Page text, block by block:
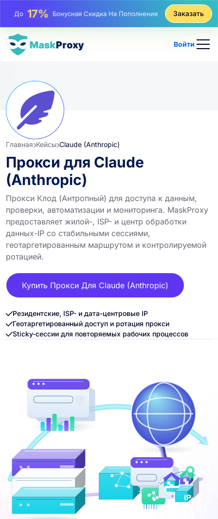
До25%Скидка На Статические Покупки IP
До81%
Заказать
Войти
Главная Кейсы Claude (Anthropic)
Прокси для Claude
(Anthropic)
Прокси Клод (Антропный) для доступа к данным,
проверки, автоматизации и мониторинга. MaskProxy
предоставляет жилой-, ISP- и центр обработки
данных-IP со стабильными сессиями,
геотаргетированным маршрутом и контролируемой
ротацией.
Купить Прокси Для Claude (Anthropic)
Резидентские, ISP- и дата-центровые IP
Геотаргетированный доступ и ротация прокси
Sticky-сессии для повторяемых рабочих процессов